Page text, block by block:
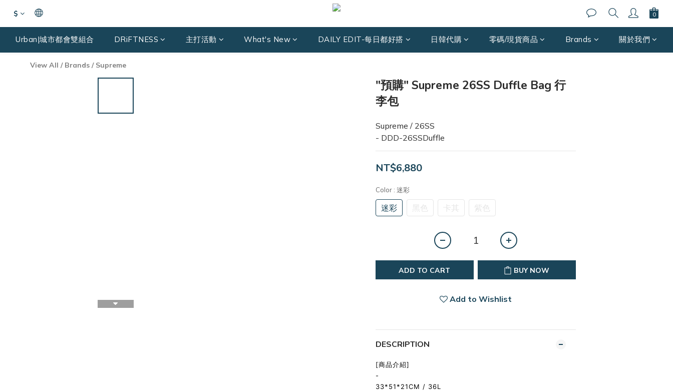
$
Urban|城市都會雙組合 DRiFTNESS 主打活動 What's New DAILY EDIT-每日都好搭 日韓代購 零碼/現貨商品 Brands 關於我們
View All / Brands / Supreme
"預購" Supreme 26SS Duffle Bag 行
李包
Supreme / 26SS
- DDD-26SSDuffle
NT$6,880
Color : 迷彩
迷彩 黑色 卡其 紫色
ADD TO CART BUY NOW
Add to Wishlist
DESCRIPTION
[商品介紹]
-
33*51*21CM / 36L